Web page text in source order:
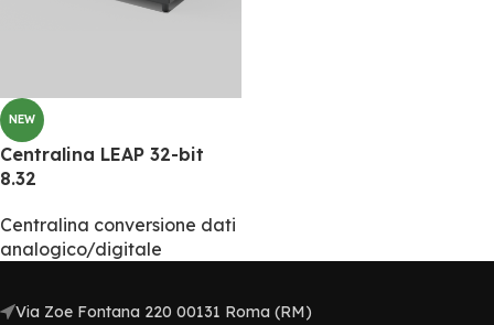
NEW
Centralina LEAP 32-bit
8.32
Centralina conversione dati
analogico/digitale
Via Zoe Fontana 220 00131 Roma (RM)